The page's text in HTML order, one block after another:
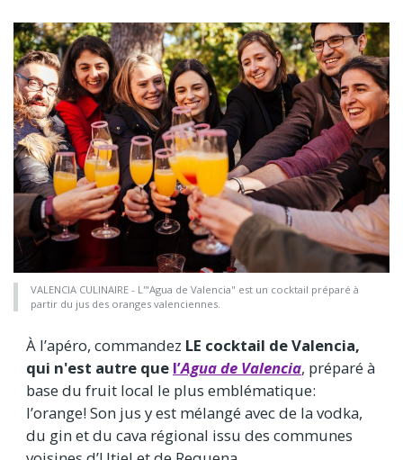
VALENCIA CULINAIRE - L'"Agua de Valencia" est un cocktail préparé à
partir du jus des oranges valenciennes.
À l’apéro, commandez LE cocktail de Valencia,
qui n'est autre que l’Agua de Valencia, préparé à
base du fruit local le plus emblématique:
l’orange! Son jus y est mélangé avec de la vodka,
du gin et du cava régional issu des communes